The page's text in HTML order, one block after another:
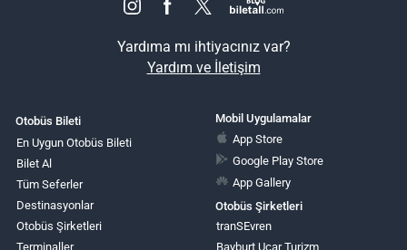
Yardıma mı ihtiyacınız var?
Yardım ve İletişim
Otobüs Bileti
En Uygun Otobüs Bileti
Bilet Al
Tüm Seferler
Destinasyonlar
Otobüs Şirketleri
Terminaller
Mobil Uygulamalar
App Store
Google Play Store
App Gallery
Otobüs Şirketleri
tranSEvren
Bayburt Uçar Turizm